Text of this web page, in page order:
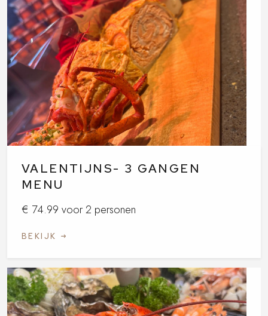
VALENTIJNS- 3 GANGEN
MENU
€ 74.99 voor 2 personen
BEKIJK